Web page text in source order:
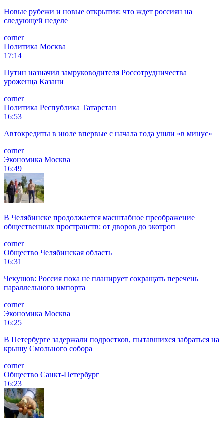
Новые рубежи и новые открытия: что ждет россиян на
следующей неделе
corner
Политика Москва
17:14
Путин назначил замруководителя Россотрудничества
уроженца Казани
corner
Политика Республика Татарстан
16:53
Автокредиты в июле впервые с начала года ушли «в минус»
corner
Экономика Москва
16:49
В Челябинске продолжается масштабное преображение
общественных пространств: от дворов до экотроп
corner
Общество Челябинская область
16:31
Чекушов: Россия пока не планирует сокращать перечень
параллельного импорта
corner
Экономика Москва
16:25
В Петербурге задержали подростков, пытавшихся забраться на
крышу Смольного собора
corner
Общество Санкт-Петербург
16:23